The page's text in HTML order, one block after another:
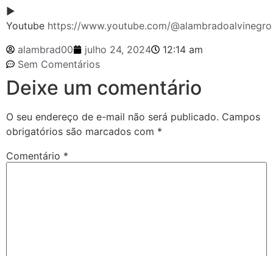
►
Youtube https://www.youtube.com/@alambradoalvinegro
alambrad00
julho 24, 2024
12:14 am
Sem Comentários
Deixe um comentário
O seu endereço de e-mail não será publicado. Campos
obrigatórios são marcados com *
Comentário *